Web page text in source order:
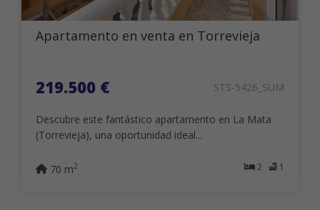
Apartamento en venta en Torrevieja
219.500 € STS-5426_SUM
Descubre este fantástico apartamento en La Mata
(Torrevieja), una oportunidad ideal...
2 1
70 m2